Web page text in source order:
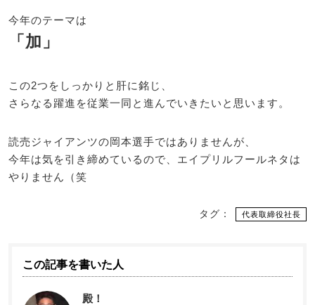
今年のテーマは
「加」
この2つをしっかりと肝に銘じ、
さらなる躍進を従業一同と進んでいきたいと思います。
読売ジャイアンツの岡本選手ではありませんが、
今年は気を引き締めているので、エイプリルフールネタは
やりません（笑
タグ： 代表取締役社長
この記事を書いた人
殿！